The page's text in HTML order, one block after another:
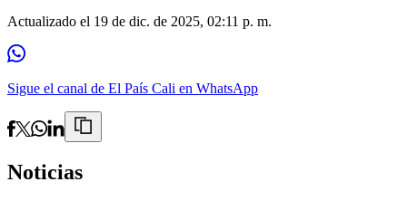
Actualizado el 19 de dic. de 2025, 02:11 p. m.
Sigue el canal de El País Cali en WhatsApp
Noticias